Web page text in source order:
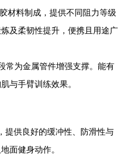
材料制成，提供不同阻力等级
及柔韧性提升，便携且用途广
常为金属管件增强支撑。能有
与手臂训练效果。
提供良好的缓冲性、防滑性与
面健身动作。